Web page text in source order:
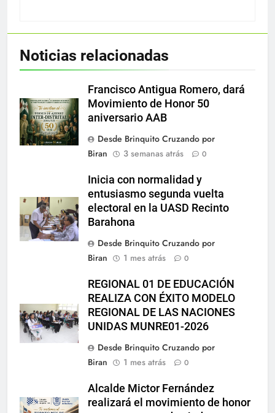
Noticias relacionadas
Francisco Antigua Romero, dará
Movimiento de Honor 50
aniversario AAB
Desde Brinquito Cruzando por
Biran
3 semanas atrás 0
Inicia con normalidad y
entusiasmo segunda vuelta
electoral en la UASD Recinto
Barahona
Desde Brinquito Cruzando por
Biran
1 mes atrás 0
REGIONAL 01 DE EDUCACIÓN
REALIZA CON ÉXITO MODELO
REGIONAL DE LAS NACIONES
UNIDAS MUNRE01-2026
Desde Brinquito Cruzando por
Biran
1 mes atrás 0
Alcalde Mictor Fernández
realizará el movimiento de honor